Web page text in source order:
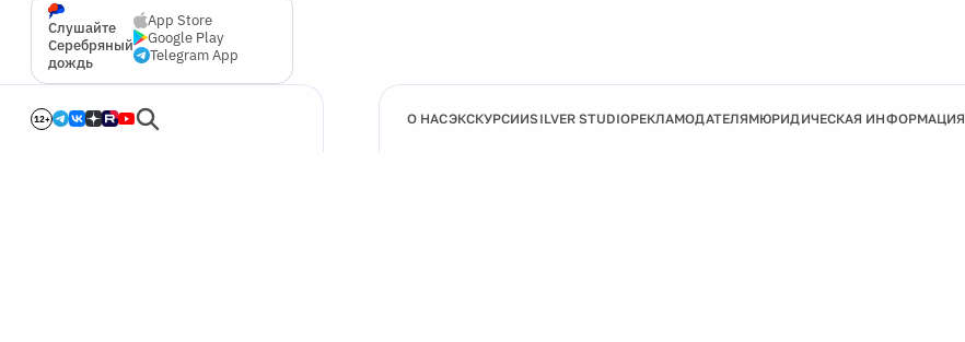
Слушайте
Серебряный
дождь
App Store
Google Play
Telegram App
12+ О НАСЭКСКУРСИИSILVER STUDIOРЕКЛАМОДАТЕЛЯМЮРИДИЧЕСКАЯ ИНФОРМАЦИЯ